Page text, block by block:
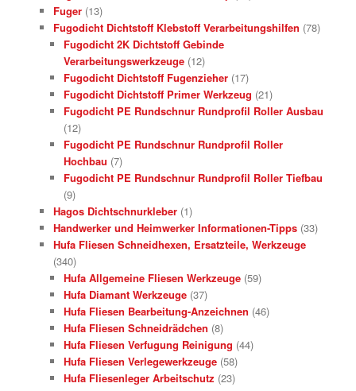
Fuger (13)
Fugodicht Dichtstoff Klebstoff Verarbeitungshilfen (78)
Fugodicht 2K Dichtstoff Gebinde
Verarbeitungswerkzeuge (12)
Fugodicht Dichtstoff Fugenzieher (17)
Fugodicht Dichtstoff Primer Werkzeug (21)
Fugodicht PE Rundschnur Rundprofil Roller Ausbau
(12)
Fugodicht PE Rundschnur Rundprofil Roller
Hochbau (7)
Fugodicht PE Rundschnur Rundprofil Roller Tiefbau
(9)
Hagos Dichtschnurkleber (1)
Handwerker und Heimwerker Informationen-Tipps (33)
Hufa Fliesen Schneidhexen, Ersatzteile, Werkzeuge
(340)
Hufa Allgemeine Fliesen Werkzeuge (59)
Hufa Diamant Werkzeuge (37)
Hufa Fliesen Bearbeitung-Anzeichnen (46)
Hufa Fliesen Schneidrädchen (8)
Hufa Fliesen Verfugung Reinigung (44)
Hufa Fliesen Verlegewerkzeuge (58)
Hufa Fliesenleger Arbeitschutz (23)